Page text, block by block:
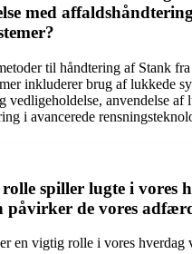
med
til håndtering af Stank
inkluderer brug af lukkede
vedligeholdelse, anvendelse af
i avancerede
spiller lugte i vores
påvirker de vores
en vigtig rolle i vores hverdag